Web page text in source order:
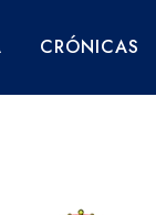
CRÓNICAS